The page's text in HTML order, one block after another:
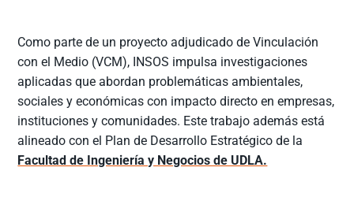
Como parte de un proyecto adjudicado de Vinculación
con el Medio (VCM), INSOS impulsa investigaciones
aplicadas que abordan problemáticas ambientales,
sociales y económicas con impacto directo en empresas,
instituciones y comunidades. Este trabajo además está
alineado con el Plan de Desarrollo Estratégico de la
Facultad de Ingeniería y Negocios de UDLA.